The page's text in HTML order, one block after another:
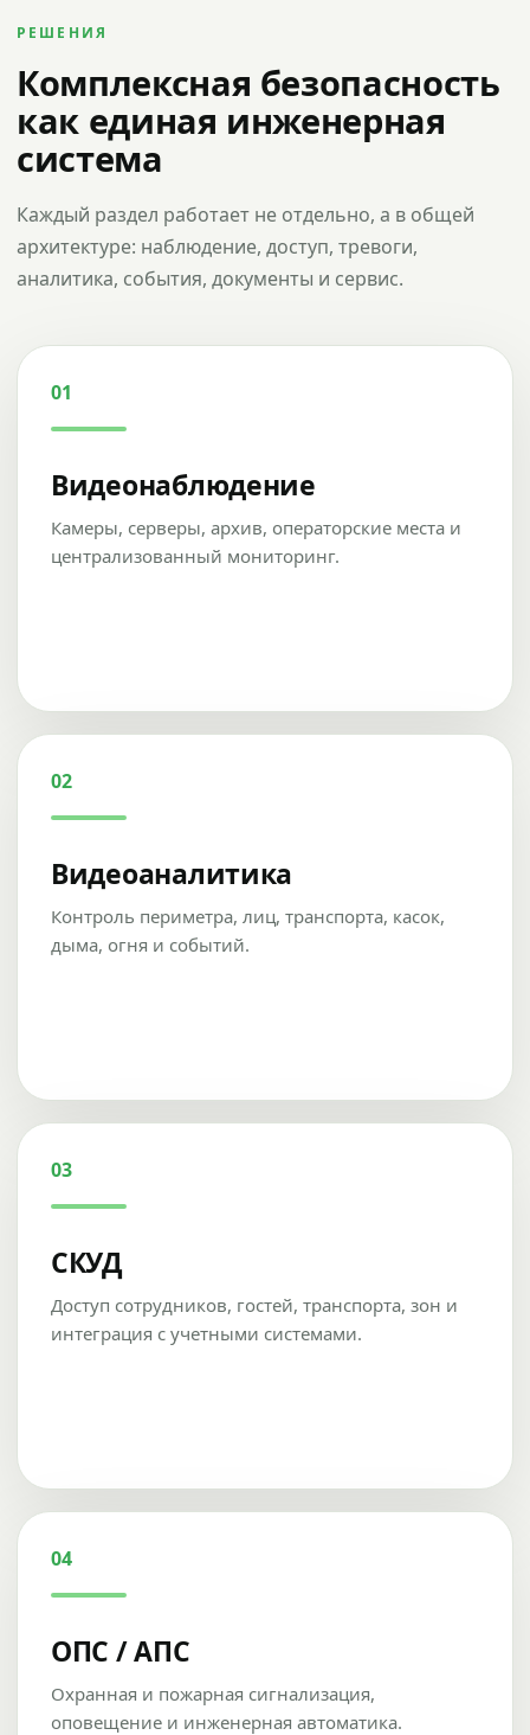
РЕШЕНИЯ
Комплексная безопасность
как единая инженерная
система
Каждый раздел работает не отдельно, а в общей
архитектуре: наблюдение, доступ, тревоги,
аналитика, события, документы и сервис.
01
Видеонаблюдение
Камеры, серверы, архив, операторские места и
централизованный мониторинг.
02
Видеоаналитика
Контроль периметра, лиц, транспорта, касок,
дыма, огня и событий.
03
СКУД
Доступ сотрудников, гостей, транспорта, зон и
интеграция с учетными системами.
04
ОПС / АПС
Охранная и пожарная сигнализация,
оповещение и инженерная автоматика.